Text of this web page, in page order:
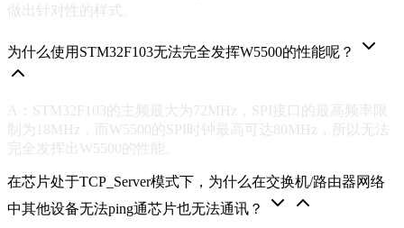
做出针对性的样式。
为什么使用STM32F103无法完全发挥W5500的性能呢？
A：STM32F103的主频最大为72MHz，SPI接口的最高频率限
制为18MHz，而W5500的SPI时钟最高可达80MHz，所以无法
完全发挥出W5500的性能。
在芯片处于TCP_Server模式下，为什么在交换机/路由器网络
中其他设备无法ping通芯片也无法通讯？